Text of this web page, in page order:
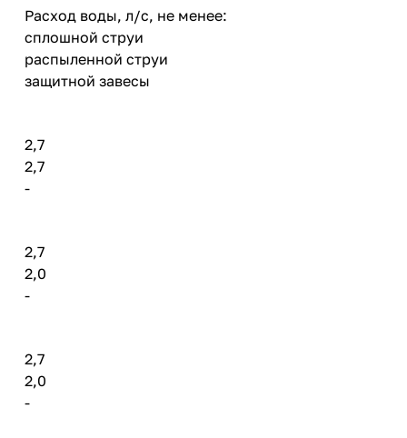
Расход воды, л/с, не менее:
сплошной струи
распыленной струи
защитной завесы
2,7
2,7
-
2,7
2,0
-
2,7
2,0
-